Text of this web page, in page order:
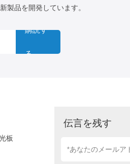
製品を開発しています。
購読す
る
板
伝言を残す